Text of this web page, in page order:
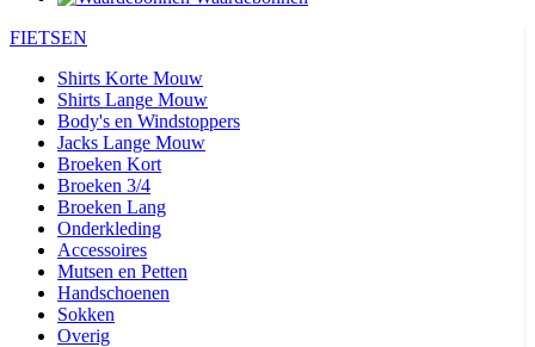
FIETSEN
Shirts Korte Mouw
Shirts Lange Mouw
Body's en Windstoppers
Jacks Lange Mouw
Broeken Kort
Broeken 3/4
Broeken Lang
Onderkleding
Accessoires
Mutsen en Petten
Handschoenen
Sokken
Overig